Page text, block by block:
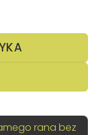
Łóżka 3 Stopnie
rana bez